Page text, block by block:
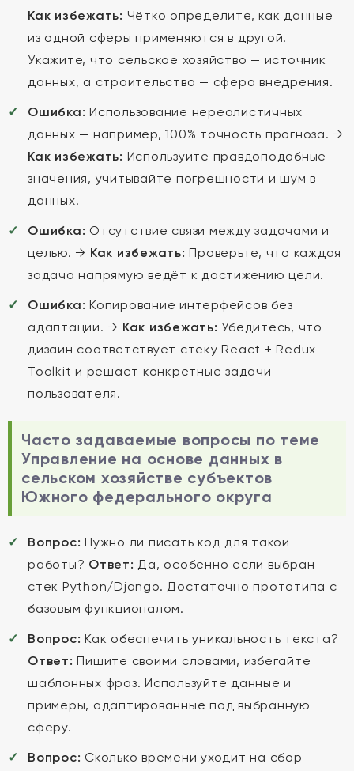
Как избежать: Чётко определите, как данные
из одной сферы применяются в другой.
Укажите, что сельское хозяйство — источник
данных, а строительство — сфера внедрения.
Ошибка: Использование нереалистичных
данных — например, 100% точность прогноза. →
Как избежать: Используйте правдоподобные
значения, учитывайте погрешности и шум в
данных.
Ошибка: Отсутствие связи между задачами и
целью. → Как избежать: Проверьте, что каждая
задача напрямую ведёт к достижению цели.
Ошибка: Копирование интерфейсов без
адаптации. → Как избежать: Убедитесь, что
дизайн соответствует стеку React + Redux
Toolkit и решает конкретные задачи
пользователя.
Часто задаваемые вопросы по теме
Управление на основе данных в
сельском хозяйстве субъектов
Южного федерального округа
Вопрос: Нужно ли писать код для такой
работы? Ответ: Да, особенно если выбран
стек Python/Django. Достаточно прототипа с
базовым функционалом.
Вопрос: Как обеспечить уникальность текста?
Ответ: Пишите своими словами, избегайте
шаблонных фраз. Используйте данные и
примеры, адаптированные под выбранную
сферу.
Вопрос: Сколько времени уходит на сбор